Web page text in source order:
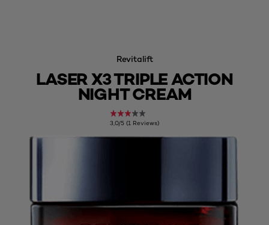
Revitalift
LASER X3 TRIPLE ACTION
NIGHT CREAM
3,0/5 (1 Reviews)